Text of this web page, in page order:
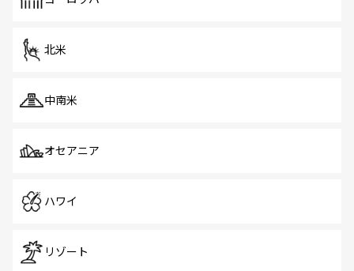
北米
中南米
オセアニア
ハワイ
リゾート